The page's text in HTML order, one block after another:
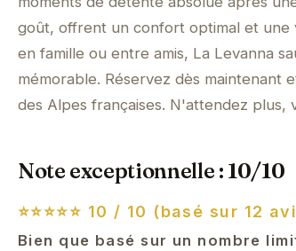
goût, offrent un confort optimal et une
en famille ou entre amis, La Levanna
mémorable. Réservez dès maintenant
des Alpes françaises. N'attendez plus,
Note exceptionnelle : 10/10
⭐⭐⭐⭐⭐ 10 / 10 (basé sur 12
Bien que basé sur un nombre